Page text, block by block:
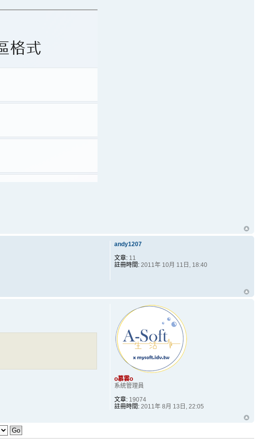
andy1207
文章:11
註冊時間:2011年 10月 11日, 18:40
o慕雲o
系統管理員
文章:19074
註冊時間:2011年 8月 13日, 22:05